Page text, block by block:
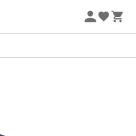
2 produits* code Summer5
-5% Extra - Code Summer5